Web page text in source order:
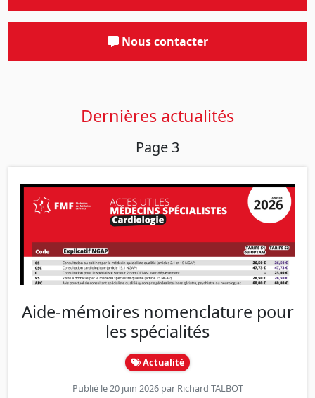
Dernières actualités
Page 3
Aide-mémoires nomenclature pour
les spécialités
Actualité
Publié le 20 juin 2026 par Richard TALBOT
Nous contacter